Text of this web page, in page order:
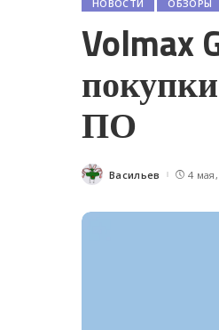
НОВОСТИ ОБЗОРЫ
Volmax
ПО
Posted
Васильев 4 мая,